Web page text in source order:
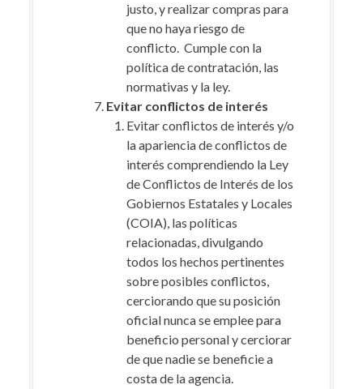
justo, y realizar compras para
que no haya riesgo de
conflicto. Cumple con la
política de contratación, las
normativas y la ley.
Evitar conflictos de interés
Evitar conflictos de interés y/o
la apariencia de conflictos de
interés comprendiendo la Ley
de Conflictos de Interés de los
Gobiernos Estatales y Locales
(COIA), las políticas
relacionadas, divulgando
todos los hechos pertinentes
sobre posibles conflictos,
cerciorando que su posición
oficial nunca se emplee para
beneficio personal y cerciorar
de que nadie se beneficie a
costa de la agencia.